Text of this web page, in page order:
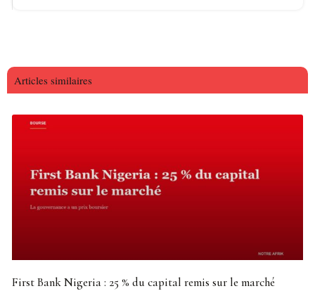
Articles similaires
First Bank Nigeria : 25 % du capital remis sur le marché